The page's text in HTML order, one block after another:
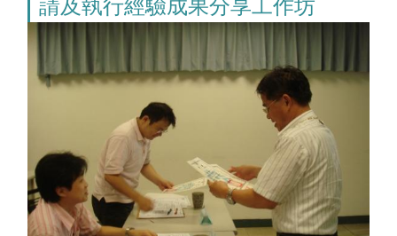
請及執行經驗成果分享工作坊